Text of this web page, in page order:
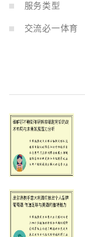
服务类型
交流必一体育